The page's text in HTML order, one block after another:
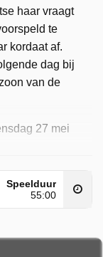
haar vraagt
te
kordaat af.
dag bij
van de
27 mei
Speelduur
55:00